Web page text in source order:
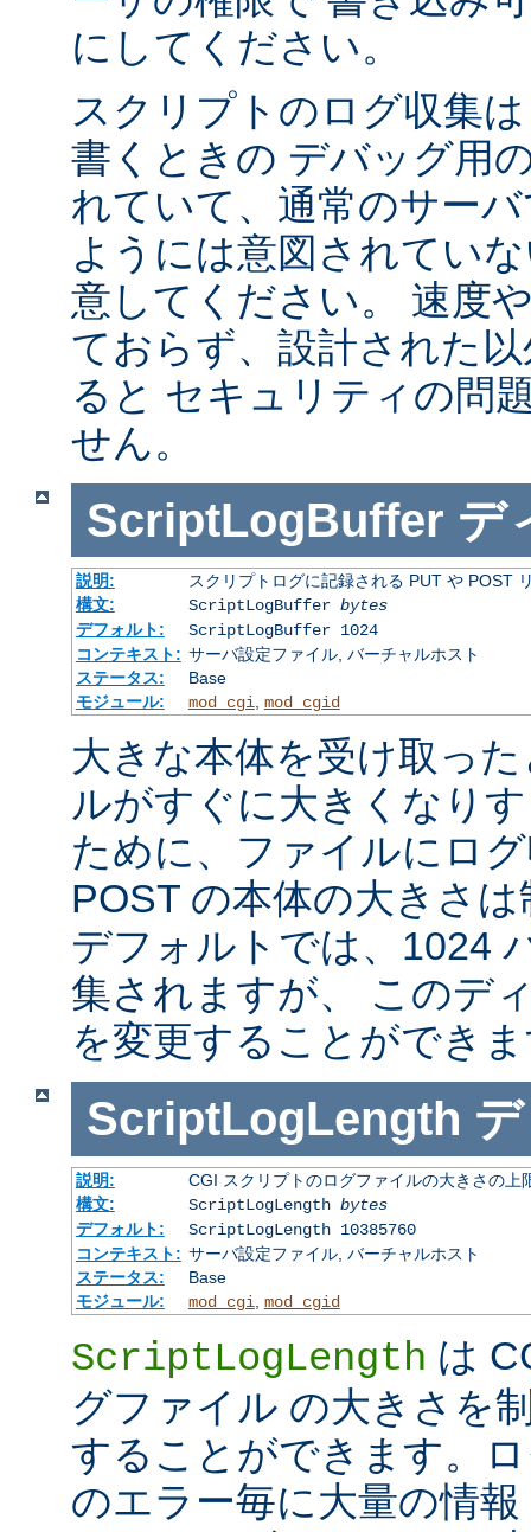
にしてください。
スクリプトのログ収集
書くときの デバッグ用
れていて、通常のサー
ようには意図されてい
意してください。 速度
ておらず、設計された
ると セキュリティの問
せん。
ScriptLogBuffer デ
説明:
スクリプトログに記録される PUT や POST
構文:
ScriptLogBuffer bytes
デフォルト:
ScriptLogBuffer 1024
コンテキスト: サーバ設定ファイル, バーチャルホスト
ステータス:
Base
モジュール:
mod_cgi, mod_cgid
大きな本体を受け取っ
ルがすぐに大きくなり
ために、ファイルにロ
POST の本体の大きさ
デフォルトでは、1024
集されますが、 このデ
を変更することができ
ScriptLogLength
説明:
CGI スクリプトのログファイルの大きさの上
構文:
ScriptLogLength bytes
デフォルト:
ScriptLogLength 10385760
コンテキスト: サーバ設定ファイル, バーチャルホスト
ステータス:
Base
モジュール:
mod_cgi mod_cgid
ScriptLogLength は
グファイル の大きさを
することができます。
のエラー毎に大量の情